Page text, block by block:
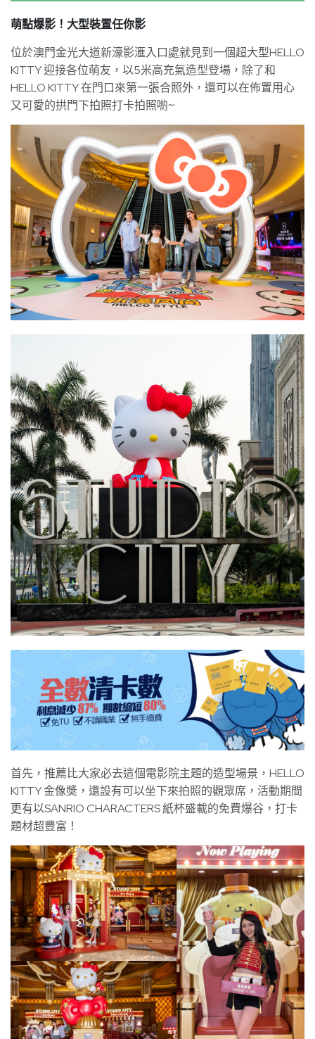
萌點爆影！大型裝置任你影
位於澳門金光大道新濠影滙入口處就見到一個超大型HELLO
KITTY 迎接各位萌友，以5米高充氣造型登場，除了和
HELLO KITTY 在門口來第一張合照外，還可以在佈置用心
又可愛的拱門下拍照打卡拍照喲~
首先，推薦比大家必去這個電影院主題的造型場景，HELLO
KITTY 金像奬，還設有可以坐下來拍照的觀眾席，活動期間
更有以SANRIO CHARACTERS 紙杯盛載的免費爆谷，打卡
題材超豐富！